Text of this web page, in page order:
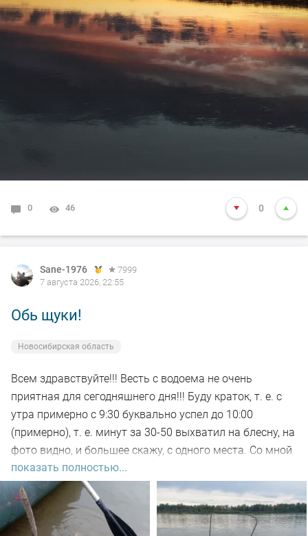
0 46 0
Sane-1976
7999
7 августа 2026, 22:55
Обь щуки!
Новосибирская область
Всем здравствуйте!!! Весть с водоема не очень
приятная для сегодняшнего дня!!! Буду краток, т. е. с
утра примерно с 9:30 буквально успел до 10:00
(примерно), т. е. минут за 30-50 выхватил на блесну, на
фото видно, и большее скажу, с одного места. Со мной
был рыбак, который рыбачил с берега, т. е. я его увез
на остров на белую рыбу, а сам дальше, как обычно, по
корягам. Уже много написал)))). Так вот, сегодня
долбил до вечера выхода не как от слова совсем!!! Но
показать полностью...